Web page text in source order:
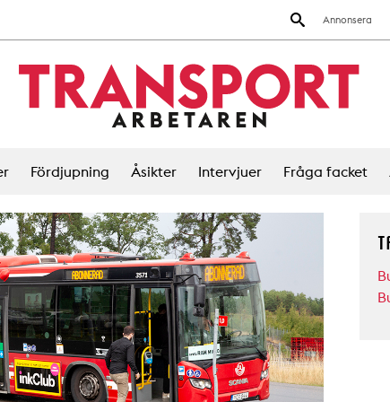
Annonsera
Fördjupning Åsikter Intervjuer Fråga facket